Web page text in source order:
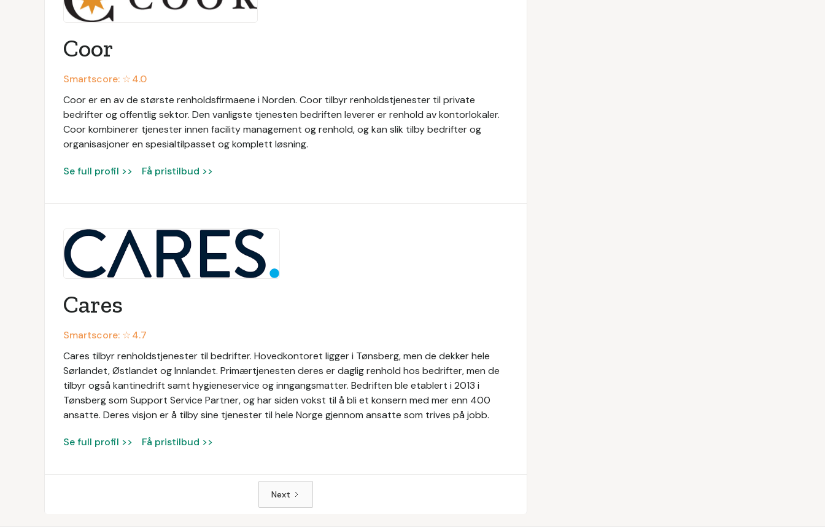
Coor
Smartscore: ☆4.0
Coor er en av de største renholdsfirmaene i Norden. Coor tilbyr renholdstjenester til private
bedrifter og offentlig sektor. Den vanligste tjenesten bedriften leverer er renhold av kontorlokaler.
Coor kombinerer tjenester innen facility management og renhold, og kan slik tilby bedrifter og
organisasjoner en spesialtilpasset og komplett løsning.
Se full profil >> Få pristilbud >>
Cares
Smartscore: ☆4.7
Cares tilbyr renholdstjenester til bedrifter. Hovedkontoret ligger i Tønsberg, men de dekker hele
Sørlandet, Østlandet og Innlandet. Primærtjenesten deres er daglig renhold hos bedrifter, men de
tilbyr også kantinedrift samt hygieneservice og inngangsmatter. Bedriften ble etablert i 2013 i
Tønsberg som Support Service Partner, og har siden vokst til å bli et konsern med mer enn 400
ansatte. Deres visjon er å tilby sine tjenester til hele Norge gjennom ansatte som trives på jobb.
Se full profil >> Få pristilbud >>
Next